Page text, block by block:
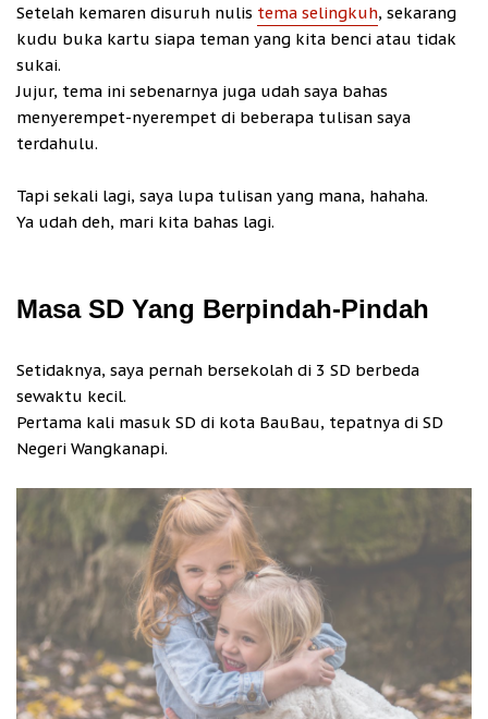
Setelah kemaren disuruh nulis tema selingkuh, sekarang
kudu buka kartu siapa teman yang kita benci atau tidak
sukai.
Jujur, tema ini sebenarnya juga udah saya bahas
menyerempet-nyerempet di beberapa tulisan saya
terdahulu.
Tapi sekali lagi, saya lupa tulisan yang mana, hahaha.
Ya udah deh, mari kita bahas lagi.
Masa SD Yang Berpindah-Pindah
Setidaknya, saya pernah bersekolah di 3 SD berbeda
sewaktu kecil.
Pertama kali masuk SD di kota BauBau, tepatnya di SD
Negeri Wangkanapi.